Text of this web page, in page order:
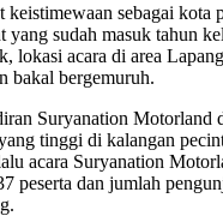
sebagai kota
yang sudah masuk tahun
lokasi acara di area
bakal bergemuruh.
Suryanation Motorland
tinggi di kalangan
acara Suryanation
peserta dan jumlah